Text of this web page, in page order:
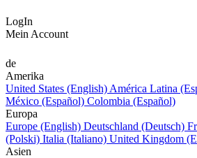
LogIn
Mein Account
de
Amerika
United States (English) América Latina
México (Español) Colombia (Español)
Europa
Europe (English) Deutschland (Deutsch)
(Polski) Italia (Italiano) United Kingdom
Asien